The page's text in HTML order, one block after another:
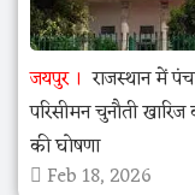
जयपुर
राजस्थान में
परिसीमन चुनौती
की घोषणा
Feb 18, 2026